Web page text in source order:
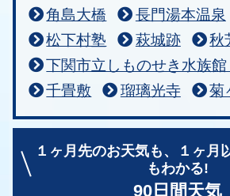
角島大橋 長門湯本温泉
松下村塾
萩城跡
秋
下関市立しものせき水族館
千畳敷
瑠璃光寺 菊
１ヶ月先のお天気も、
１ヶ月
もわかる!
90日間天気